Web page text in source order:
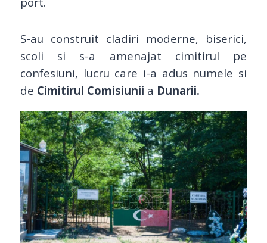
S-au construit cladiri moderne, biserici,
scoli si s-a amenajat cimitirul pe
confesiuni, lucru care i-a adus numele si
de Cimitirul Comisiunii a Dunarii.